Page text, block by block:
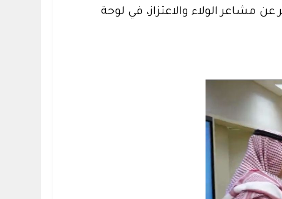
عن مشاعر الولاء والاعتزاز، في لوحة